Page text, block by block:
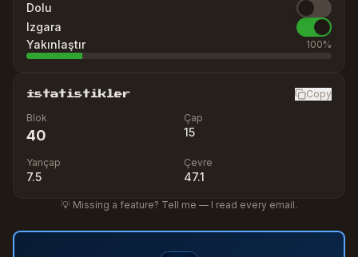
Dolu
Izgara
Yakınlaştır
100%
İstatistikler
Copy
Blok
40
Çap
15
Yarıçap
7.5
Çevre
47.1
💡 Missing a feature? Tell me — I read every email.